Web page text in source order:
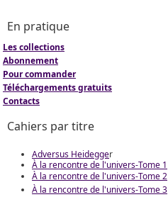
En pratique
Les collections
Abonnement
Pour commander
Téléchargements gratuits
Contacts
Cahiers par titre
Adversus Heidegger
À la rencontre de l'univers-Tome 1
À la rencontre de l'univers-Tome 2
À la rencontre de l'univers-Tome 3